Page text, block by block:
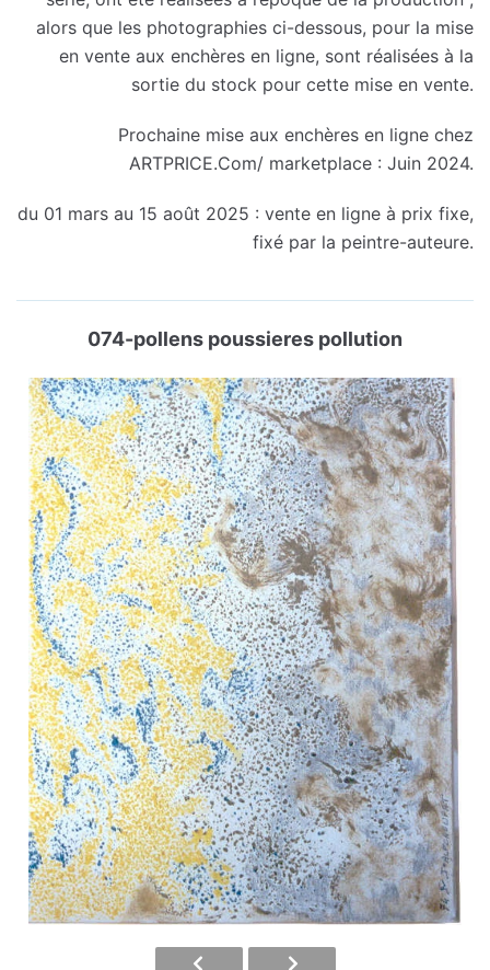
alors que les photographies ci-dessous, pour la mise
en vente aux enchères en ligne, sont réalisées à la
sortie du stock pour cette mise en vente.
Prochaine mise aux enchères en ligne chez
ARTPRICE.Com/ marketplace : Juin 2024.
du 01 mars au 15 août 2025 : vente en ligne à prix fixe,
fixé par la peintre-auteure.
074-pollens poussieres pollution